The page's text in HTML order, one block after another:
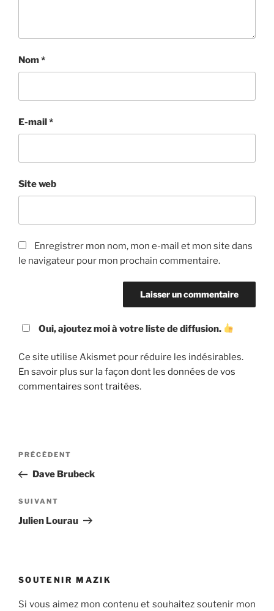
Nom*
E-mail*
Site web
Enregistrer mon nom, mon e-mail et mon site dans
le navigateur pour mon prochain commentaire.
Oui, ajoutez moi à votre liste de diffusion.
Ce site utilise Akismet pour réduire les indésirables.
En savoir plus sur la façon dont les données de vos
commentaires sont traitées.
Navigation
l’article
Article
précédent
PRÉCÉDENT
Dave Brubeck
Article
suivant
SUIVANT
Julien Lourau
SOUTENIR MAZIK
Si vous aimez mon contenu et souhaitez soutenir mon